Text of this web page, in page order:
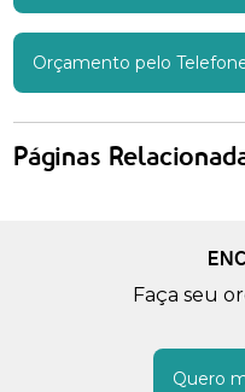
Orçamento pelo
Páginas
Faça seu
Quero